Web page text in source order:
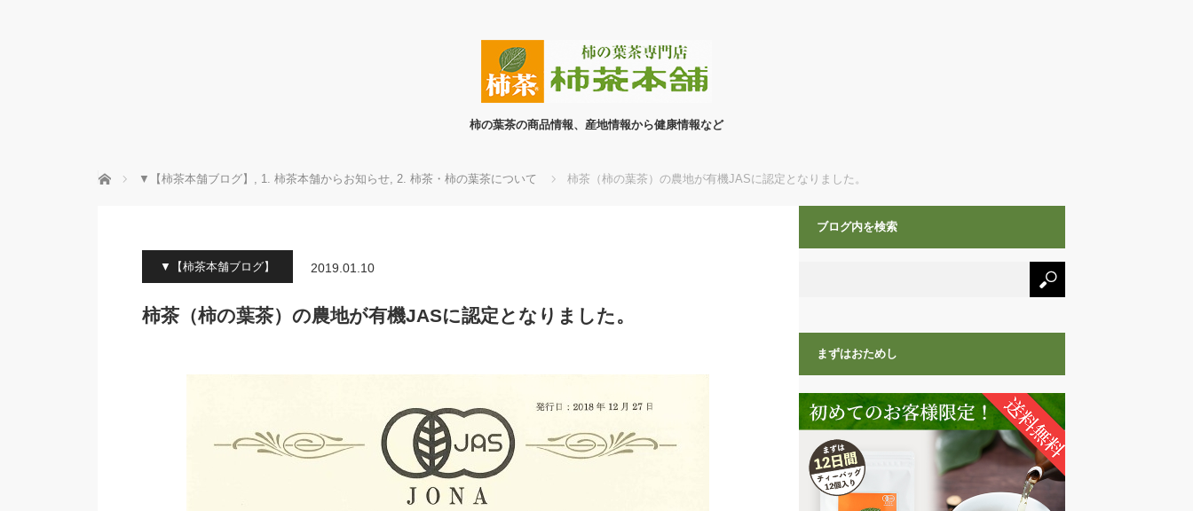
柿の葉茶の商品情報、産地情報から健康情報など
ホーム ▼【柿茶本舗ブログ】 , 1. 柿茶本舗からお知らせ, 2. 柿茶・柿の葉茶について 柿茶（柿の葉茶）の農地が有機JASに認定となりました。
▼【柿茶本舗ブログ】 2019.01.10
柿茶（柿の葉茶）の農地が有機JASに認定となりました。
ブログ内を検索
まずはおためし